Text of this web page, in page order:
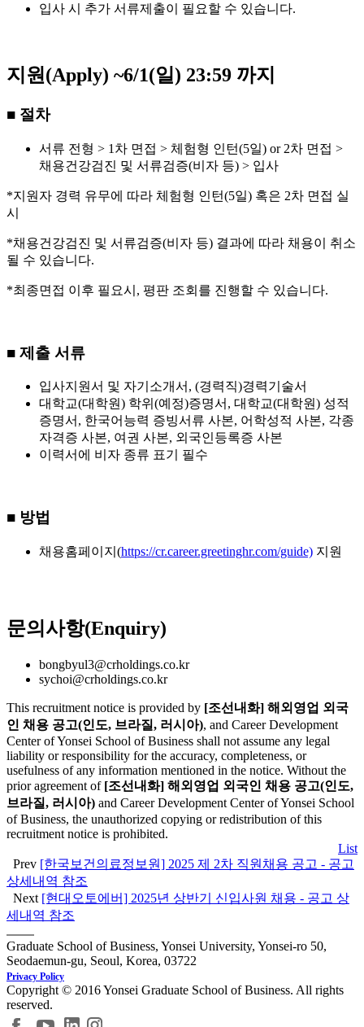
입사 시 추가 서류제출이 필요할 수 있습니다.
지원(Apply) ~6/1(일) 23:59 까지
■ 절차
서류 전형 > 1차 면접 > 체험형 인턴(5일) or 2차 면접 >
채용건강검진 및 서류검증(비자 등) > 입사
*지원자 경력 유무에 따라 체험형 인턴(5일) 혹은 2차 면접 실
시
*채용건강검진 및 서류검증(비자 등) 결과에 따라 채용이 취소
될 수 있습니다.
*최종면접 이후 필요시, 평판 조회를 진행할 수 있습니다.
■ 제출 서류
입사지원서 및 자기소개서, (경력직)경력기술서
대학교(대학원) 학위(예정)증명서, 대학교(대학원) 성적
증명서, 한국어능력 증빙서류 사본, 어학성적 사본, 각종
자격증 사본, 여권 사본, 외국인등록증 사본
이력서에 비자 종류 표기 필수
■ 방법
채용홈페이지(https://cr.career.greetinghr.com/guide) 지원
문의사항(Enquiry)
bongbyul3@crholdings.co.kr
sychoi@crholdings.co.kr
This recruitment notice is provided by [조선내화] 해외영업 외국
인 채용 공고(인도, 브라질, 러시아), and Career Development
Center of Yonsei School of Business shall not assume any legal
liability or responsibility for the accuracy, completeness, or
usefulness of any information mentioned in the notice. Without the
prior agreement of [조선내화] 해외영업 외국인 채용 공고(인도,
브라질, 러시아) and Career Development Center of Yonsei School
of Business, the unauthorized copying or redistribution of this
recruitment notice is prohibited.
List
Prev [한국보건의료정보원] 2025 제 2차 직원채용 공고 - 공고
상세내역 참조
Next [현대오토에버] 2025년 상반기 신입사원 채용 - 공고 상
세내역 참조
Graduate School of Business, Yonsei University, Yonsei-ro 50,
Seodaemun-gu, Seoul, Korea, 03722
Privacy Policy
Copyright © 2016 Yonsei Graduate School of Business. All rights
reserved.